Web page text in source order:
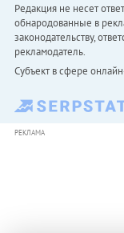
Редакция не несет
обнародованные в
законодательству,
рекламодатель.
Субъект в сфере
РЕКЛАМА